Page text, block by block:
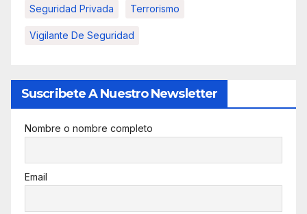
Seguridad Privada Terrorismo
Vigilante De Seguridad
Suscribete A Nuestro Newsletter
Nombre o nombre completo
Email